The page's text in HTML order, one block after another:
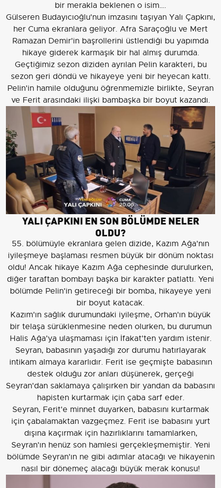
bir merakla beklenen o isim….
Gülseren Budayıcıoğlu'nun imzasını taşıyan Yalı Çapkını,
her Cuma ekranlara geliyor. Afra Saraçoğlu ve Mert
Ramazan Demir'in başrollerini üstlendiği bu yapımda
hikaye giderek karmaşık bir hal almış durumda.
Geçtiğimiz sezon diziden ayrılan Pelin karakteri, bu
sezon geri döndü ve hikayeye yeni bir heyecan kattı.
Pelin'in hamile olduğunu öğrenmemizle birlikte, Seyran
ve Ferit arasındaki ilişki bambaşka bir boyut kazandı.
YALI ÇAPKINI EN SON BÖLÜMDE NELER
OLDU?
55. bölümüyle ekranlara gelen dizide, Kazım Ağa'nın
iyileşmeye başlaması resmen büyük bir dönüm noktası
oldu! Ancak hikaye Kazım Ağa cephesinde durulurken,
diğer taraftan bombayı başka bir karakter patlattı. Yeni
bölümde Pelin'in getireceği bir bomba, hikayeye yeni
bir boyut katacak.
Kazım'ın sağlık durumundaki iyileşme, Orhan'ın büyük
bir telaşa sürüklenmesine neden olurken, bu durumun
Halis Ağa'ya ulaşmaması için İfakat'ten yardım istenir.
Seyran, babasının yaşadığı zor durumu hatırlayarak
intikam almaya kararlıdır. Ferit ise geçmişte babasının
destek olduğu zor anları düşünerek, gerçeği
Seyran'dan saklamaya çalışırken bir yandan da babasını
hapisten kurtarmak için çaba sarf eder.
Seyran, Ferit'e minnet duyarken, babasını kurtarmak
için çabalamaktan vazgeçmez. Ferit ise babasını yurt
dışına kaçırmak için hazırlıklarını tamamlarken,
Seyran'ın henüz son hamlesi gerçekleşmemiştir. Yeni
bölümde Seyran'ın ne gibi adımlar atacağı ve hikayenin
nasıl bir dönemeç alacağı büyük merak konusu!